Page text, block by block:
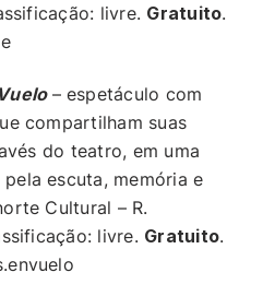
livre. Gratuito.
– espetáculo com
compartilham suas
do teatro, em uma
escuta, memória e
Cultural – R.
livre. Gratuito.